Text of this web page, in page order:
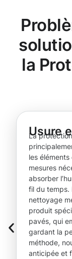
la
Usure
La
les éléments
mesures
absorber
fil du temps.
nettoyage
produit
pavés, qui
gardant la
méthode,
anticipée et